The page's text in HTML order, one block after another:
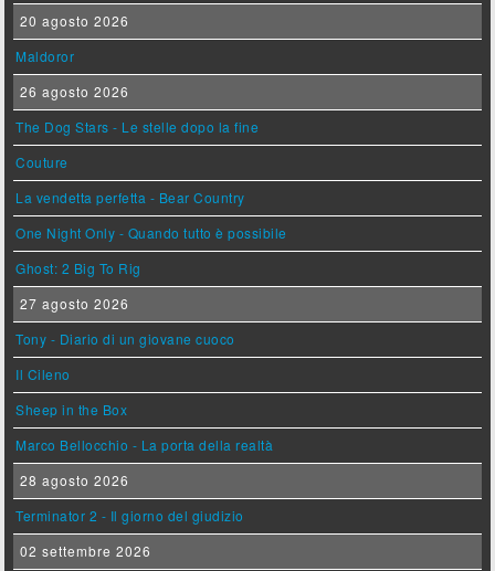
20 agosto 2026
Maldoror
26 agosto 2026
The Dog Stars - Le stelle dopo la fine
Couture
La vendetta perfetta - Bear Country
One Night Only - Quando tutto è possibile
Ghost: 2 Big To Rig
27 agosto 2026
Tony - Diario di un giovane cuoco
Il Cileno
Sheep in the Box
Marco Bellocchio - La porta della realtà
28 agosto 2026
Terminator 2 - Il giorno del giudizio
02 settembre 2026